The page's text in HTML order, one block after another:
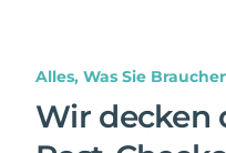
Alles, Was Sie
Wir decken